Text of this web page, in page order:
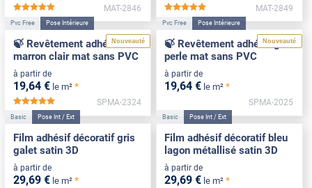
MAT-2846 MAT-2849
Nouveauté
Pvc Free Pose Intérieure
🍃 Revêtement adhésif
marron clair mat sans PVC
à partir de
19,64 € le m² *
*****
SPMA-2324
Nouveauté
Pvc Free Pose Intérieure
🍃 Revêtement adhésif gris
perle mat sans PVC
à partir de
19,64 € le m² *
SPMA-2025
Basic Pose Int / Ext
Film adhésif décoratif gris
galet satin 3D
à partir de
29,69 € le m² *
Basic Pose Int / Ext
Film adhésif décoratif bleu
lagon métallisé satin 3D
à partir de
29,69 € le m² *